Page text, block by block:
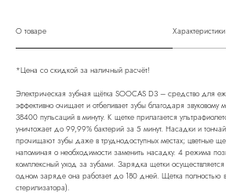
О товаре Характеристики
*Цена со скидкой за наличный расчёт!
Электрическая зубная щётка SOOCAS D3 – средство для
эффективно очищает и отбеливает зубы благодаря звуковому
38400 пульсаций в минуту. К щетке прилагается
уничтожает до 99,99% бактерий за 5 минут. Насадки и
прочищают зубы даже в труднодоступных местах; цветные
напоминая о необходимости заменить насадку. 4 режима
комплексный уход за зубами. Зарядка щетки
одном заряде она работает до 180 дней. Щетка полностью
стерилизатора).